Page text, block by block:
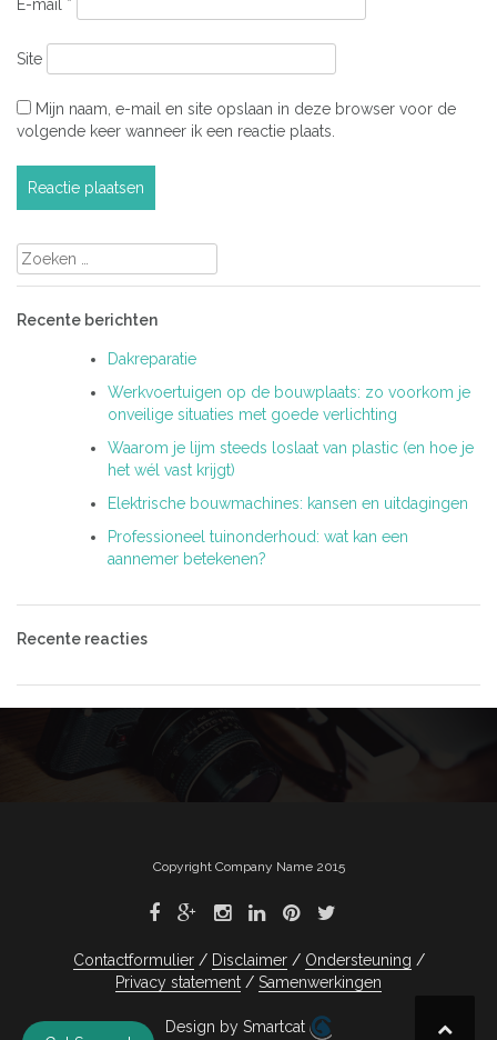
E-mail *
Site
Mijn naam, e-mail en site opslaan in deze browser voor de
volgende keer wanneer ik een reactie plaats.
Zoeken
naar:
Recente berichten
Dakreparatie
Werkvoertuigen op de bouwplaats: zo voorkom je
onveilige situaties met goede verlichting
Waarom je lijm steeds loslaat van plastic (en hoe je
het wél vast krijgt)
Elektrische bouwmachines: kansen en uitdagingen
Professioneel tuinonderhoud: wat kan een
aannemer betekenen?
Recente reacties
Copyright Company Name 2015
Contactformulier Disclaimer
Ondersteuning
Privacy statement
Samenwerkingen
Design by Smartcat